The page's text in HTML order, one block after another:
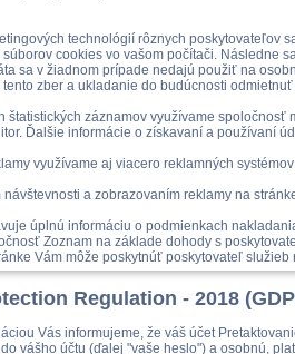
technológií rôznych
cookies vo vašom počítači. Následne
sa v žiadnom prípade nedajú použiť na
zber a ukladanie do budúcnosti
štatistických záznamov využívame
Ďalšie informácie o získavaní a používaní
využívame aj viacero reklamných
a zobrazovaním reklamy na
úplnú informáciu o podmienkach
Zoznam na základe dohody s
Vám môže poskytnúť poskytovateľ služieb
Regulation - 2018
Vás informujeme, že váš účet
vášho účtu (ďalej "vaše heslo") a osobnú,